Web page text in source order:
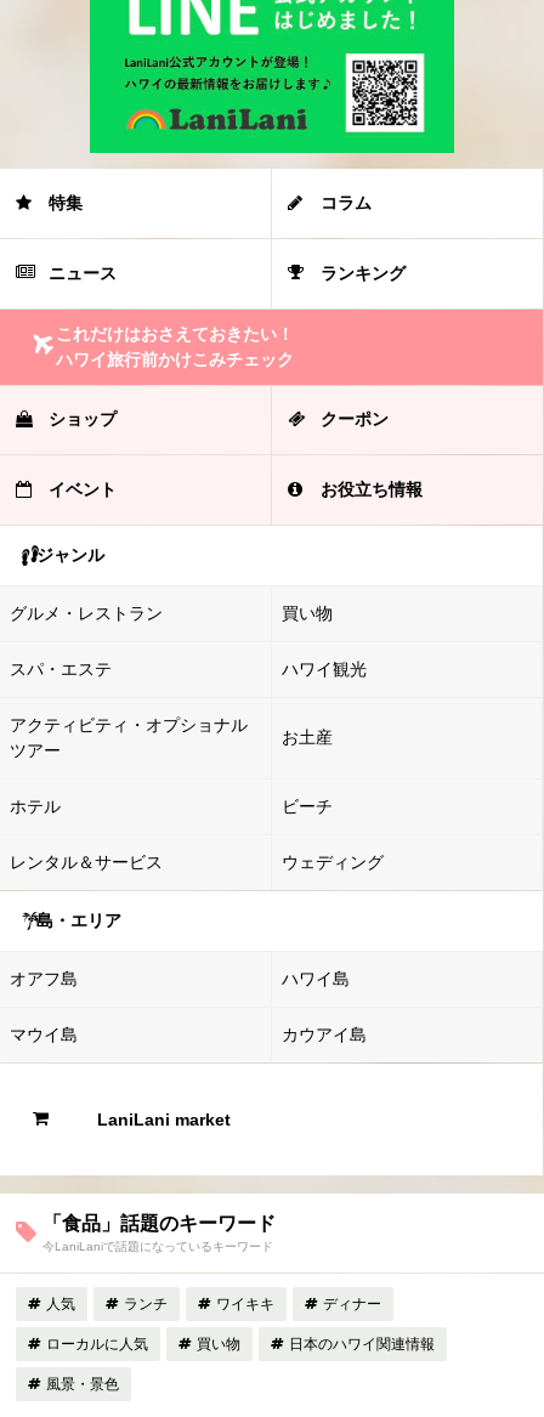
特集 コラム
ニュース ランキング
これだけはおさえておきたい！
ハワイ旅行前かけこみチェック
ショップ クーポン
イベント お役立ち情報
ジャンル
グルメ・レストラン 買い物
スパ・エステ ハワイ観光
アクティビティ・オプショナル
ツアー
お土産
ホテル ビーチ
レンタル＆サービス ウェディング
島・エリア
オアフ島 ハワイ島
マウイ島 カウアイ島
LaniLani market
「食品」話題のキーワード
今LaniLaniで話題になっているキーワード
人気 ランチ ワイキキ ディナー
ローカルに人気 買い物 日本のハワイ関連情報
風景・景色